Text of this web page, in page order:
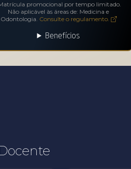
promocional por tempo limitado.
Não aplicável às áreas de: Medicina e
Odontologia. Consulte o regulamento.
Benefícios